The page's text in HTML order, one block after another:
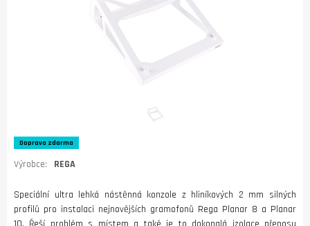
Doprava zdarma
Výrobce: REGA
Speciální ultra lehká nástěnná konzole z hliníkových 2 mm silných
profilů pro instalaci nejnovějších gramofonů Rega Planar 8 a Planar